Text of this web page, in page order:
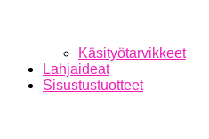
Käsityötarvikkeet
Lahjaideat
Sisustustuotteet